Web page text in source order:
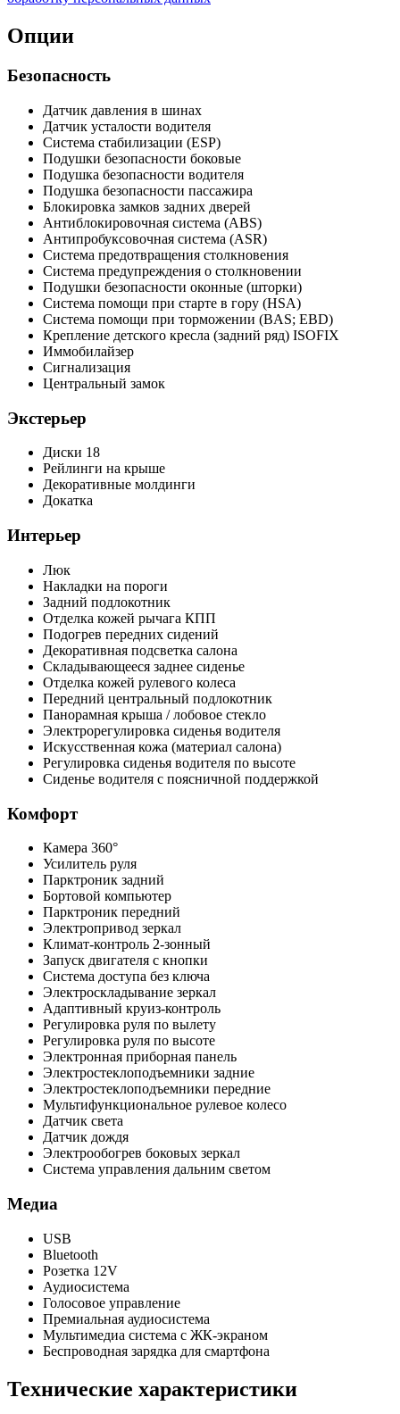
Опции
Безопасность
Датчик давления в шинах
Датчик усталости водителя
Система стабилизации (ESP)
Подушки безопасности боковые
Подушка безопасности водителя
Подушка безопасности пассажира
Блокировка замков задних дверей
Антиблокировочная система (ABS)
Антипробуксовочная система (ASR)
Система предотвращения столкновения
Система предупреждения о столкновении
Подушки безопасности оконные (шторки)
Система помощи при старте в гору (HSA)
Система помощи при торможении (BAS; EBD)
Крепление детского кресла (задний ряд) ISOFIX
Иммобилайзер
Сигнализация
Центральный замок
Экстерьер
Диски 18
Рейлинги на крыше
Декоративные молдинги
Докатка
Интерьер
Люк
Накладки на пороги
Задний подлокотник
Отделка кожей рычага КПП
Подогрев передних сидений
Декоративная подсветка салона
Складывающееся заднее сиденье
Отделка кожей рулевого колеса
Передний центральный подлокотник
Панорамная крыша / лобовое стекло
Электрорегулировка сиденья водителя
Искусственная кожа (материал салона)
Регулировка сиденья водителя по высоте
Сиденье водителя с поясничной поддержкой
Комфорт
Камера 360°
Усилитель руля
Парктроник задний
Бортовой компьютер
Парктроник передний
Электропривод зеркал
Климат-контроль 2-зонный
Запуск двигателя с кнопки
Система доступа без ключа
Электроскладывание зеркал
Адаптивный круиз-контроль
Регулировка руля по вылету
Регулировка руля по высоте
Электронная приборная панель
Электростеклоподъемники задние
Электростеклоподъемники передние
Мультифункциональное рулевое колесо
Датчик света
Датчик дождя
Электрообогрев боковых зеркал
Система управления дальним светом
Медиа
USB
Bluetooth
Розетка 12V
Аудиосистема
Голосовое управление
Премиальная аудиосистема
Мультимедиа система с ЖК-экраном
Беспроводная зарядка для смартфона
Технические характеристики